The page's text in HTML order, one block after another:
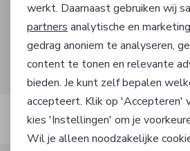
Hoe we met je data omgaan?
privacyverklaring.
Automatisch sparen
Analytische cookies
Marketing cookies
werkt. Daarnaast gebruiken wij
partners analytische en
gedrag anoniem te analyseren,
content te tonen en relevante
bieden. Je kunt zelf bepalen
accepteert. Klik op 'Accepteren'
kies 'Instellingen' om je
Wil je alleen noodzakelijke